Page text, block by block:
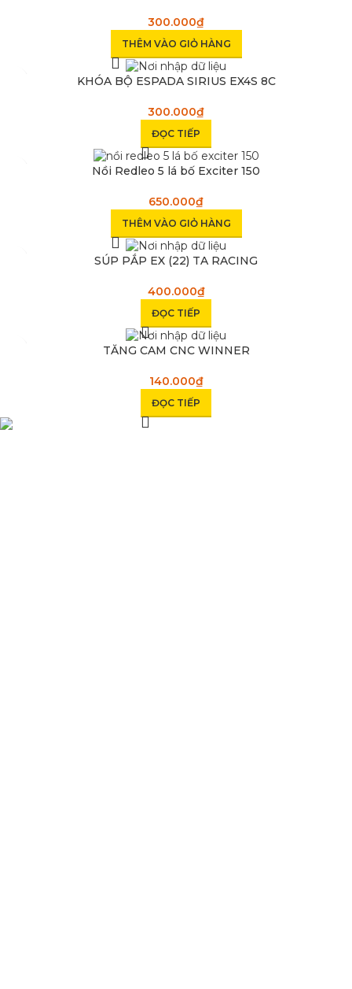
300.000₫
THÊM VÀO GIỎ HÀNG
KHÓA BỘ ESPADA SIRIUS EX4S 8C
300.000₫
ĐỌC TIẾP
Nồi Redleo 5 lá bố Exciter 150
650.000₫
THÊM VÀO GIỎ HÀNG
SÚP PẮP EX (22) TA RACING
400.000₫
ĐỌC TIẾP
TĂNG CAM CNC WINNER
140.000₫
ĐỌC TIẾP